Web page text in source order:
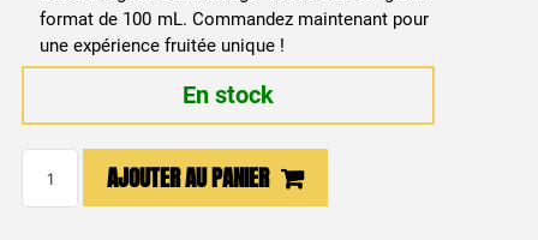
format de 100 mL. Commandez maintenant pour
une expérience fruitée unique !
En stock
AJOUTER AU PANIER